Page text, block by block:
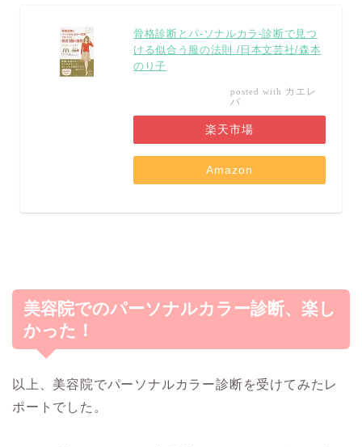
骨格診断とパ-ソナルカラ-診断で見つ
ける似合う服の法則 /日本文芸社/森本
のり子
posted with カエレ
バ
楽天市場
Amazon
美容院でのパーソナルカラー診断、楽し
かった！
以上、美容院でパーソナルカラー診断を受けてみたレ
ポートでした。